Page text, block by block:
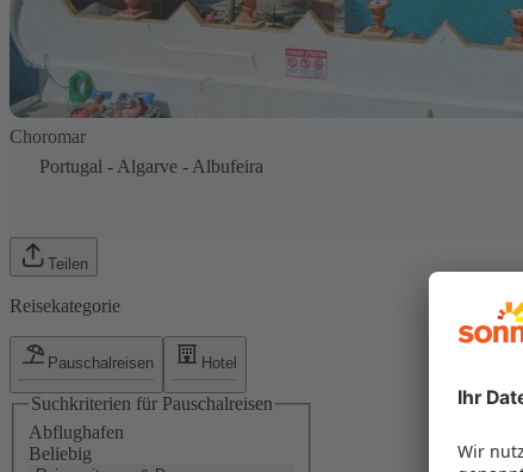
Choromar
Portugal - Algarve - Albufeira
Teilen
Reisekategorie
Pauschalreisen Hotel
Suchkriterien für Pauschalreisen
Abflughafen
Beliebig